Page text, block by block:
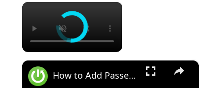
×
×
How to Add Passes to Google Wallet on REALME Pad Mini